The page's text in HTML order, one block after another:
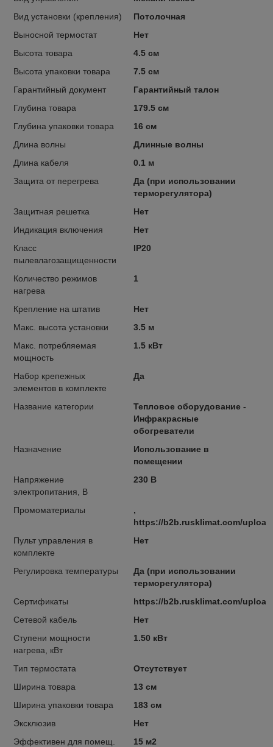
Вид установки (крепления)
Потолочная
Выносной термостат
Нет
Высота товара
4.5 см
Высота упаковки товара
7.5 см
Гарантийный документ
Гарантийный талон
Глубина товара
179.5 см
Глубина упаковки товара
16 см
Длина волны
Длинные волны
Длина кабеля
0.1 м
Защита от перегрева
Да (при использовании
терморегулятора)
Защитная решетка
Нет
Индикация включения
Нет
Класс
пылевлагозащищенности
IP20
Количество режимов
нагрева
1
Крепление на штатив
Нет
Макс. высота установки
3.5 м
Макс. потребляемая
мощность
1.5 кВт
Набор крепежных
элементов в комплекте
Да
Название категории
Тепловое оборудование -
Инфракрасные
обогреватели
Назначение
Использование в
помещении
Напряжение
электропитания, В
230 В
Промоматериалы
,
https://b2b.rusklimat.com/
Пульт управления в
комплекте
Нет
Регулировка температуры
Да (при использовании
терморегулятора)
Сертификаты
https://b2b.rusklimat.com/
Сетевой кабель
Нет
Ступени мощности
нагрева, кВт
1.50 кВт
Тип термостата
Отсутствует
Ширина товара
13 см
Ширина упаковки товара
183 см
Эксклюзив
Нет
Эффективен для помещ.
15 м2